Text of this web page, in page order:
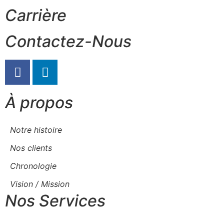
Carrière
Contactez-Nous
À propos
Notre histoire
Nos clients
Chronologie
Vision / Mission
Nos Services